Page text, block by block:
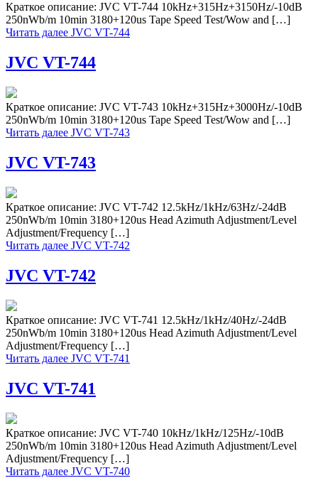
Краткое описание: JVC VT-744 10kHz+315Hz+3150Hz/-10dB
250nWb/m 10min 3180+120us Tape Speed Test/Wow and […]
Читать далее JVC VT-744
JVC VT-744
Краткое описание: JVC VT-743 10kHz+315Hz+3000Hz/-10dB
250nWb/m 10min 3180+120us Tape Speed Test/Wow and […]
Читать далее JVC VT-743
JVC VT-743
Краткое описание: JVC VT-742 12.5kHz/1kHz/63Hz/-24dB
250nWb/m 10min 3180+120us Head Azimuth Adjustment/Level
Adjustment/Frequency […]
Читать далее JVC VT-742
JVC VT-742
Краткое описание: JVC VT-741 12.5kHz/1kHz/40Hz/-24dB
250nWb/m 10min 3180+120us Head Azimuth Adjustment/Level
Adjustment/Frequency […]
Читать далее JVC VT-741
JVC VT-741
Краткое описание: JVC VT-740 10kHz/1kHz/125Hz/-10dB
250nWb/m 10min 3180+120us Head Azimuth Adjustment/Level
Adjustment/Frequency […]
Читать далее JVC VT-740